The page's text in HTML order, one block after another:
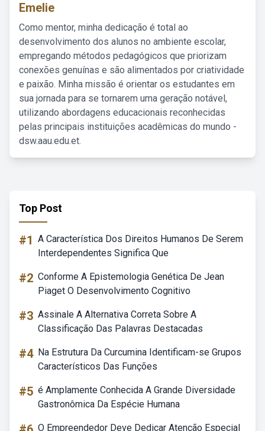
Emelie
Como mentor, minha dedicação é total ao
desenvolvimento dos alunos no ambiente escolar,
empregando métodos pedagógicos que priorizam
conexões genuínas e são alimentados por criatividade
e paixão. Minha missão é orientar os estudantes em
sua jornada para se tornarem uma geração notável,
utilizando abordagens educacionais reconhecidas
pelas principais instituições acadêmicas do mundo -
dsw.aau.edu.et.
Top Post
#1 A Característica Dos Direitos Humanos De Serem
Interdependentes Significa Que
#2 Conforme A Epistemologia Genética De Jean
Piaget O Desenvolvimento Cognitivo
#3 Assinale A Alternativa Correta Sobre A
Classificação Das Palavras Destacadas
#4 Na Estrutura Da Curcumina Identificam-se Grupos
Característicos Das Funções
#5 é Amplamente Conhecida A Grande Diversidade
Gastronômica Da Espécie Humana
O Empreendedor Deve Dedicar Atenção Especial